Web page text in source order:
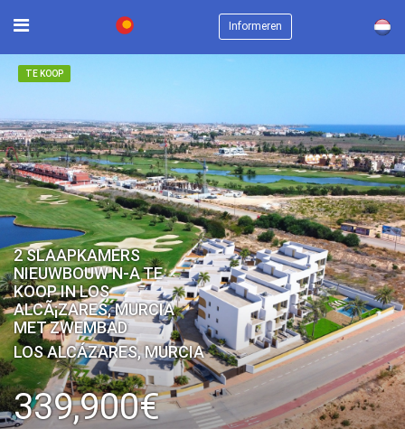
Informeren ×
TE KOOP
2 SLAAPKAMERS
NIEUWBOUW N-A TE
KOOP IN LOS
ALCÃ¡ZARES, MURCIA
MET ZWEMBAD
LOS ALCÁZARES, MURCIA
339,900€